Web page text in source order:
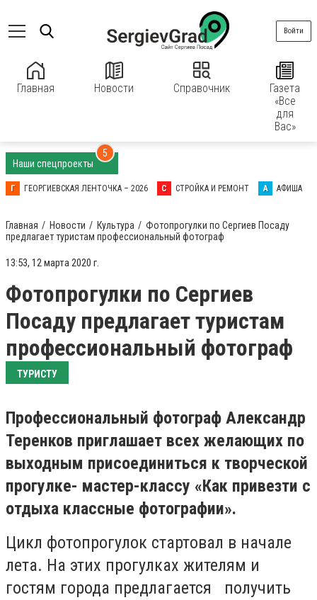
Главная Новости Справочник
Газета
«Все
для
Вас»
Войти
Наши спецпроекты
5
Г ГЕОРГИЕВСКАЯ ЛЕНТОЧКА – 2026 С СТРОЙКА И РЕМОНТ А АФИША
Главная Новости Культура
Фотопрогулки по Сергиев Посаду
предлагает туристам профессиональный фотограф
13:53, 12 марта 2020 г.
Фотопрогулки по Сергиев
Посаду предлагает туристам
профессиональный фотограф
ТУРИСТУ
Профессиональный фотограф Александр
Теренков приглашает всех желающих по
выходным присоединиться к творческой
прогулке- мастер-классу «Как привезти с
отдыха классные фотографии».
Цикл фотопрогулок стартовал в начале
лета. На этих прогулках жителям и
гостям города предлагается получить